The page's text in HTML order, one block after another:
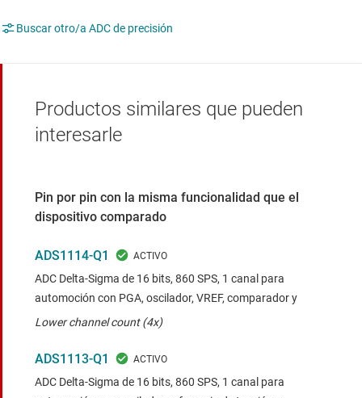
Buscar otro/a ADC de precisión
Productos similares que pueden
interesarle
Pin por pin con la misma funcionalidad que el
dispositivo comparado
ADS1114-Q1
ADC Delta-Sigma de 16 bits, 860 SPS, 1 canal para
automoción con PGA, oscilador, VREF, comparador y
Lower channel count (4x)
ADS1113-Q1
ADC Delta-Sigma de 16 bits, 860 SPS, 1 canal para